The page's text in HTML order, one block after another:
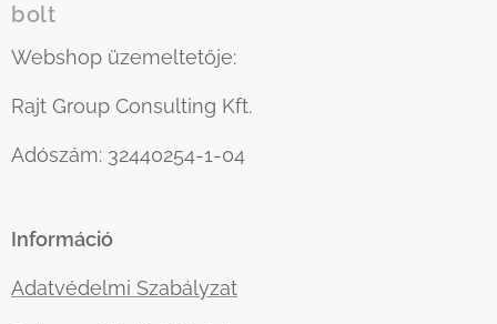
bolt
Webshop üzemeltetője:
Rajt Group Consulting Kft.
Adószám: 32440254-1-04
Információ
Adatvédelmi Szabályzat